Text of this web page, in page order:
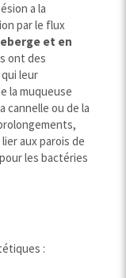
a la
par le flux
et en
ont des
leur
la muqueuse
cannelle ou de la
aux parois de
les bactéries
: